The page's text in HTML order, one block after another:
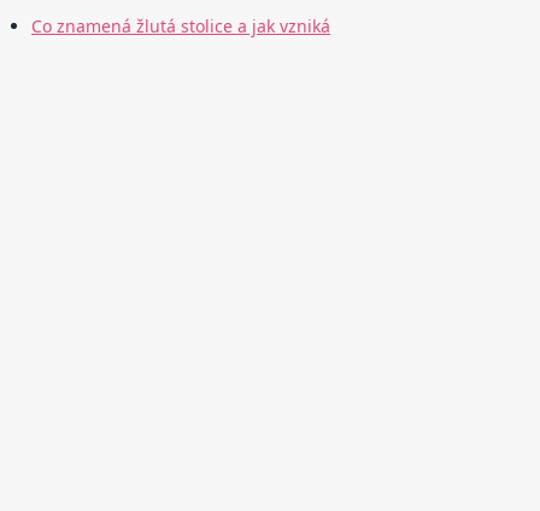
Co znamená žlutá stolice a jak vzniká